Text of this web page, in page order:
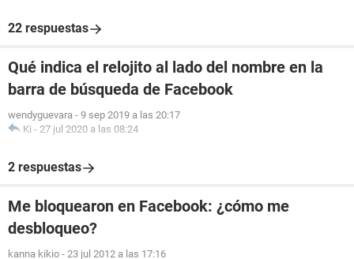
22 respuestas
Qué indica el relojito al lado del nombre en la
barra de búsqueda de Facebook
wendyguevara - 9 sep 2019 a las 20:17
Ki - 27 jul 2020 a las 08:24
2 respuestas
Me bloquearon en Facebook: ¿cómo me
desbloqueo?
kanna kikio - 23 jul 2012 a las 17:16